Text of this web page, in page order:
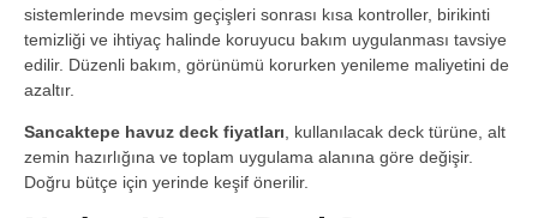
sistemlerinde mevsim geçişleri sonrası kısa kontroller, birikinti
temizliği ve ihtiyaç halinde koruyucu bakım uygulanması tavsiye
edilir. Düzenli bakım, görünümü korurken yenileme maliyetini de
azaltır.
Sancaktepe havuz deck fiyatları , kullanılacak deck türüne, alt
zemin hazırlığına ve toplam uygulama alanına göre değişir.
Doğru bütçe için yerinde keşif önerilir.